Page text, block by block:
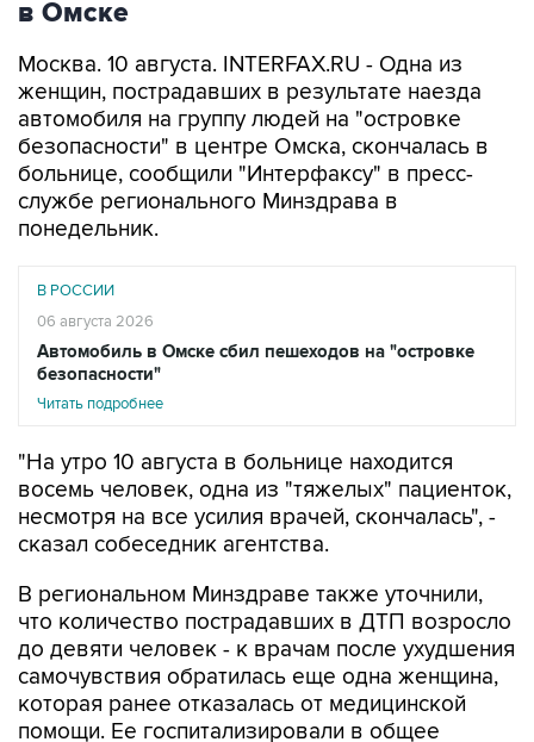
Москва. 10 августа. INTERFAX.RU - Одна из
автомобиля на группу людей на "островке
безопасности" в центре Омска, скончалась в
больнице, сообщили "Интерфаксу" в пресс-
службе регионального Минздрава в
понедельник.
В РОССИИ
Автомобиль в Омске сбил пешеходов на "островке
безопасности"
Читать подробнее
"На утро 10 августа в больнице находится
несмотря на все усилия врачей, скончалась", -
сказал собеседник агентства.
В региональном Минздраве также уточнили,
до девяти человек - к врачам после ухудшения
самочувствия обратилась еще одна женщина,
которая ранее отказалась от медицинской
помощи. Ее госпитализировали в общее
отделение.